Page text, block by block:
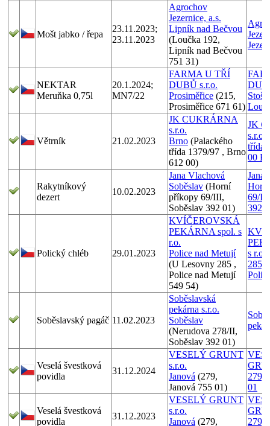
Mošt jabko / řepa
23.11.2023;
23.11.2023
Agrochov
Jezernice, a.s.
Lipník nad Bečvou
(Loučka 192,
Lipník nad Bečvou
751 31)
NEKTAR
Meruňka 0,75l
20.1.2024;
MN7/22
FARMA U TŘÍ
DUBŮ s.r.o.
Prosiměřice (215,
Prosiměřice 671 61)
Větrník 21.02.2023
JK CUKRÁRNA
s.r.o.
Brno (Palackého
třída 1379/97 , Brno
612 00)
JK
třída
00
Rakytníkový
dezert
10.02.2023
Jana Vlachová
Soběslav (Horní
příkopy 69/III,
Soběslav 392 01)
Jana
69/
392
Polický chléb 29.01.2023
KVÍČEROVSKÁ
PEKÁRNA spol. s
r.o.
Police nad Metují
(U Lesovny 285 ,
Police nad Metují
549 54)
s
285,
Soběslavský pagáč 11.02.2023
Soběslavská
pekárna s.r.o.
Soběslav
(Nerudova 278/II,
Soběslav 392 01)
Veselá švestková
povidla
31.12.2024
VESELÝ GRUNT
s.r.o.
Janová (279,
Janová 755 01)
279,
01
Veselá švestková
povidla
31.12.2023
VESELÝ GRUNT
s.r.o.
Janová (279,
279,